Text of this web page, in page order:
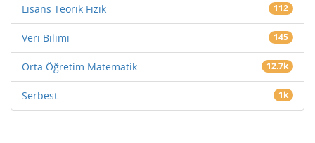
Lisans Teorik Fizik 112
Veri Bilimi 145
Orta Öğretim Matematik 12.7k
Serbest 1k